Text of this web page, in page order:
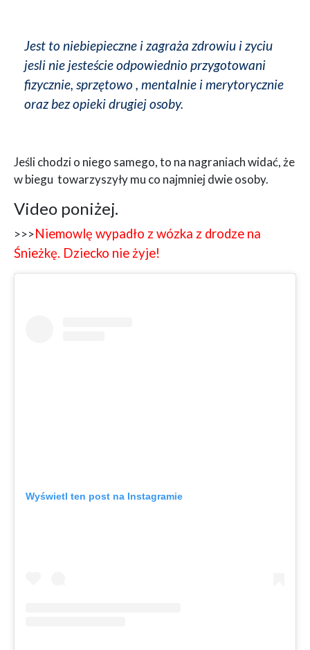
Jest to niebiepieczne i zagraża zdrowiu i zyciu
jesli nie jesteście odpowiednio przygotowani
fizycznie, sprzętowo , mentalnie i merytorycznie
oraz bez opieki drugiej osoby.
Jeśli chodzi o niego samego, to na nagraniach widać, że
w biegu towarzyszyły mu co najmniej dwie osoby.
Video poniżej.
>>>Niemowlę wypadło z wózka z drodze na
Śnieżkę. Dziecko nie żyje!
Wyświetl ten post na Instagramie